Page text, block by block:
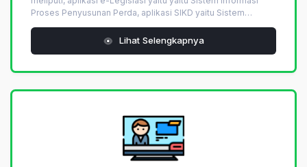
Proses Penyusunan Perda, aplikasi SIKD yaitu Sistem
Lihat Selengkapnya